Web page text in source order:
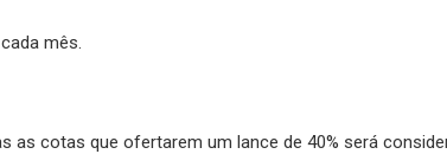
mês.
as cotas que ofertarem um lance de 40% será